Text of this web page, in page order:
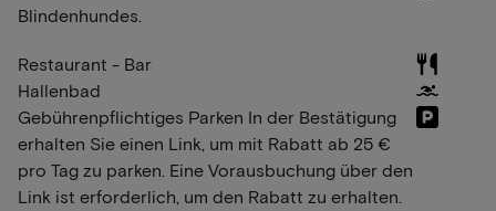
Blindenhundes.
Restaurant - Bar
Hallenbad
Gebührenpflichtiges Parken In der Bestätigung
erhalten Sie einen Link, um mit Rabatt ab 25 €
pro Tag zu parken. Eine Vorausbuchung über den
Link ist erforderlich, um den Rabatt zu erhalten.